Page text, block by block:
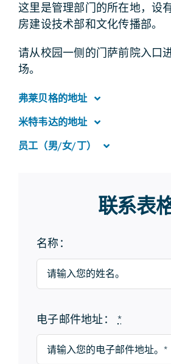
这里是管理部门的所在地，设
房建设技术部和文化传播部。
请从校园一侧的门萨前院入口
场。
弗莱贝格的地址
米特韦达的地址
员工（男/女/丁）
联系表
名称：
电子邮件地址：*